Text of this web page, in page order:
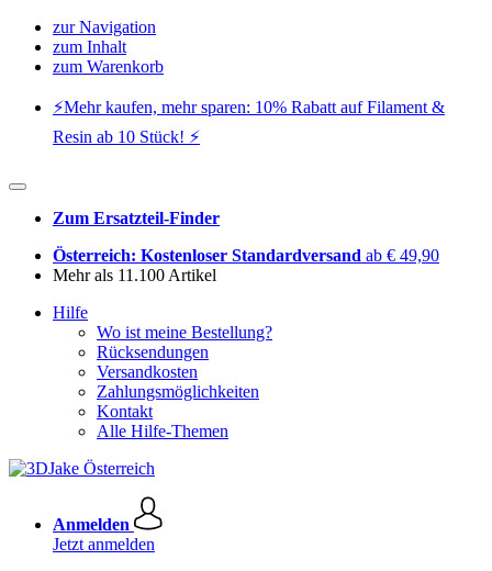
zur Navigation
zum Inhalt
zum Warenkorb
⚡️Mehr kaufen, mehr sparen: 10% Rabatt auf Filament &
Resin ab 10 Stück! ⚡️
Zum Ersatzteil-Finder
Österreich: Kostenloser Standardversand ab € 49,90
Mehr als 11.100 Artikel
Hilfe
Wo ist meine Bestellung?
Rücksendungen
Versandkosten
Zahlungsmöglichkeiten
Kontakt
Alle Hilfe-Themen
Anmelden
Jetzt anmelden